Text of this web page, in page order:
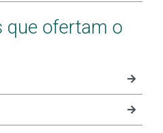
que ofertam o